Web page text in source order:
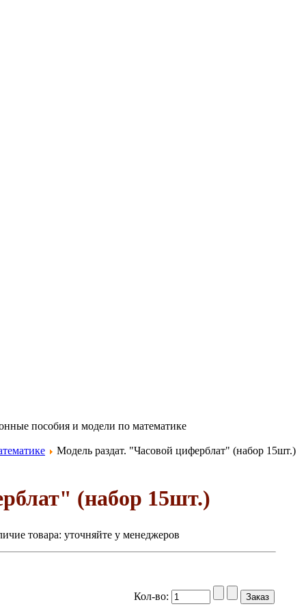
пособия и модели по математике
Модель раздат. "Часовой циферблат" (набор 15шт.)
(набор 15шт.)
товара: уточняйте у менеджеров
Кол-во: